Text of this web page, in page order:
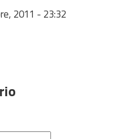
2011 - 23:32